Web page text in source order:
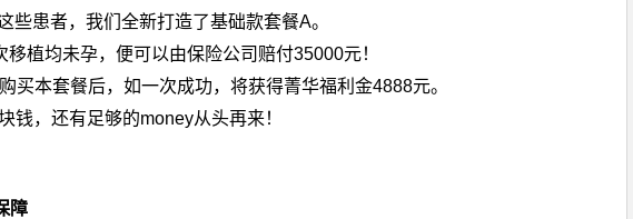
患者，我们全新打造了基础款套餐A。
植均未孕，便可以由保险公司赔付35000元！
本套餐后，如一次成功，将获得菁华福利金4888元。
钱，还有足够的money从头再来！
障